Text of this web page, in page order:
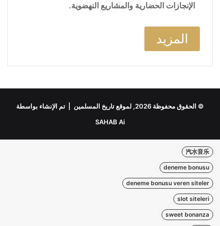
الإنجازات الحضارية والمشاريع النهضوية.
المزيد
© الحقوق محفوظة 2026, لموقع تاريخ المسلمين | تم الإنشاء بواسطة
SAHAB Ai
汽水音乐
deneme bonusu
deneme bonusu veren siteler
slot siteleri
sweet bonanza